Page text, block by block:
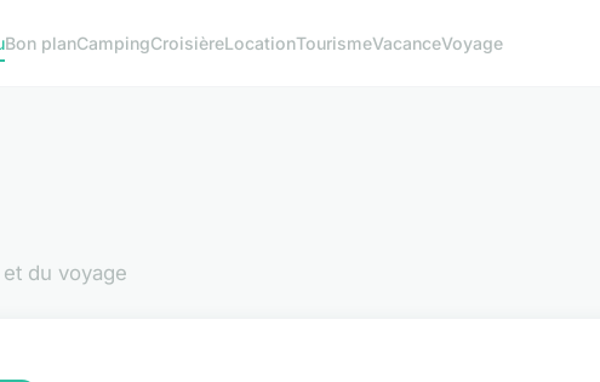
Bon planCampingCroisièreLocationTourismeVacanceVoyage
du voyage